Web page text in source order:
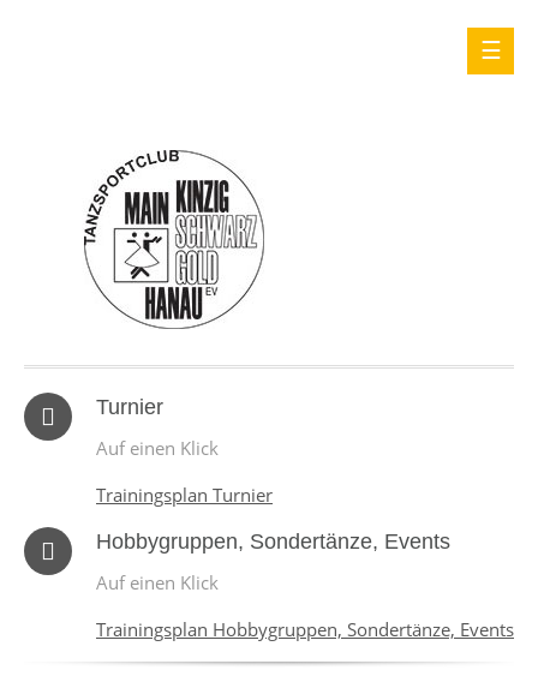
Turnier
Auf einen Klick
Trainingsplan Turnier
Hobbygruppen, Sondertänze, Events
Auf einen Klick
Trainingsplan Hobbygruppen, Sondertänze, Events